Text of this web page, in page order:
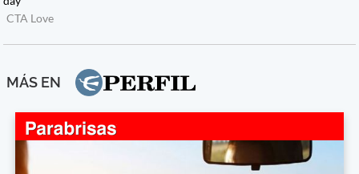
MÁS EN